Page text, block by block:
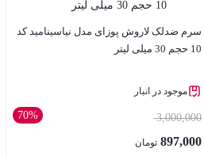
سرم ضدلک لاروش پوزای مدل نیاسینامید کد
10 حجم 30 میلی لیتر
موجود در انبار
70% 3,000,000
897,000 تومان